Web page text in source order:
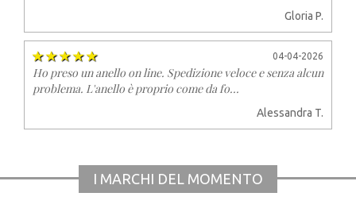
Gloria P.
04-04-2026
Ho preso un anello on line. Spedizione veloce e senza alcun
problema. L'anello è proprio come da fo...
Alessandra T.
I MARCHI DEL MOMENTO